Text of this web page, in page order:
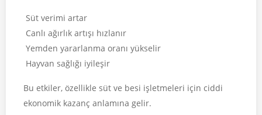
Süt verimi artar
Canlı ağırlık artışı hızlanır
Yemden yararlanma oranı yükselir
Hayvan sağlığı iyileşir
Bu etkiler, özellikle süt ve besi işletmeleri için ciddi
ekonomik kazanç anlamına gelir.